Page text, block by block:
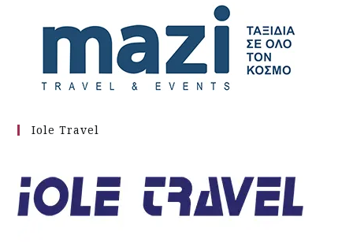
Iole Travel